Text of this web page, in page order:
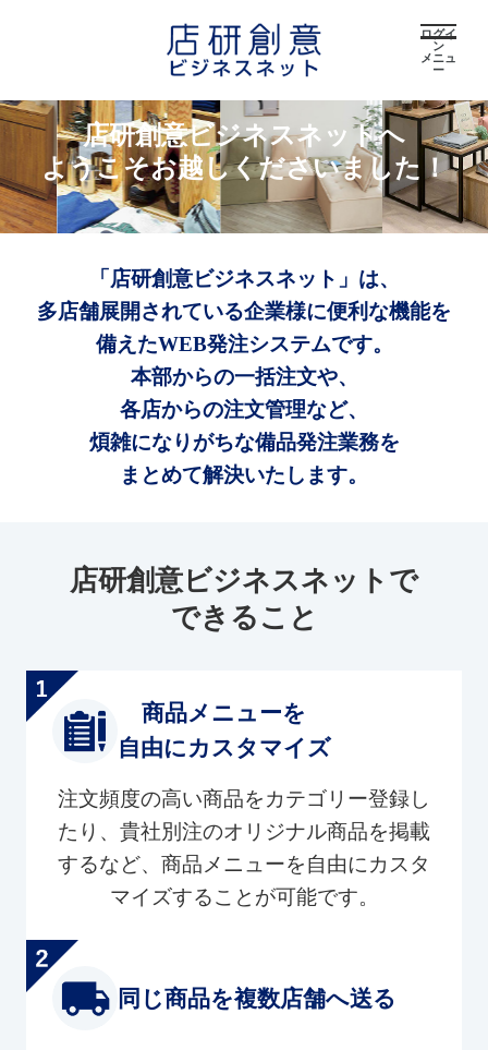
ログイ
ン
メニュ
ー
店研創意ビジネスネットへ
ようこそお越しくださいました！
「店研創意ビジネスネット」は、
多店舗展開されている企業様に便利な機能を
備えたWEB発注システムです。
本部からの一括注文や、
各店からの注文管理など、
煩雑になりがちな備品発注業務を
まとめて解決いたします。
店研創意ビジネスネットで
できること
商品メニューを
自由にカスタマイズ
注文頻度の高い商品をカテゴリー登録し
たり、貴社別注のオリジナル商品を掲載
するなど、商品メニューを自由にカスタ
マイズすることが可能です。
同じ商品を複数店舗へ送る